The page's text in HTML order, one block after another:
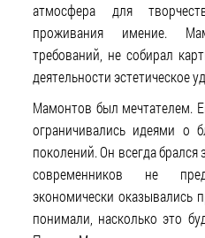
атмосфера для
проживания имение.
требований, не собирал
деятельности эстетическое
Мамонтов был мечтателем.
ограничивались идеями о
поколений. Он всегда брался
современников не
экономически оказывались
понимали, насколько это